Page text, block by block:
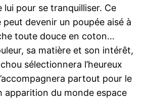
lui pour se tranquilliser. Ce
devenir un poupée aisé à
toute douce en coton…
sa matière et son intérêt,
sélectionnera l’heureux
partout pour le
apparition du monde espace